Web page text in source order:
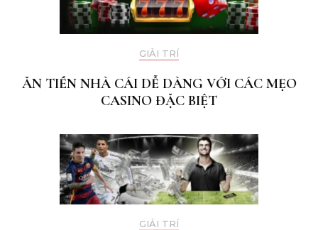
GIẢI TRÍ
ĂN TIỀN NHÀ CÁI DỄ DÀNG VỚI CÁC MẸO
CASINO ĐẶC BIỆT
GIẢI TRÍ